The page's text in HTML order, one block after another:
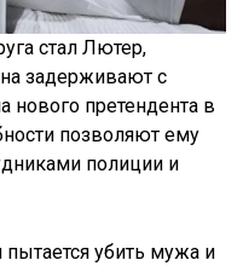
стал Лютер,
задерживают с
нового претендента в
позволяют ему
полиции и
убить мужа и